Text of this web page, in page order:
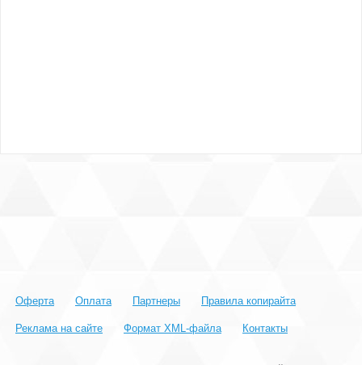
Оферта Оплата Партнеры Правила копирайта
Реклама на сайте Формат XML-файла Контакты